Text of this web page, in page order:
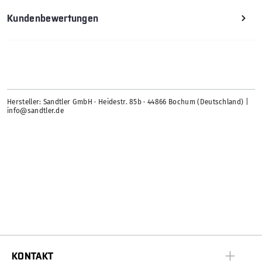
Kundenbewertungen
Hersteller: Sandtler GmbH · Heidestr. 85b · 44866 Bochum (Deutschland) |
info@sandtler.de
KONTAKT